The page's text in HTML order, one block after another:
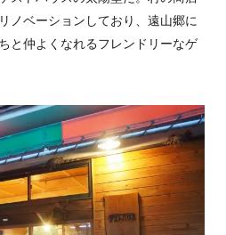
ノベーションしており、遠山郷に
と仲よくなれるフレンドリーなゲ